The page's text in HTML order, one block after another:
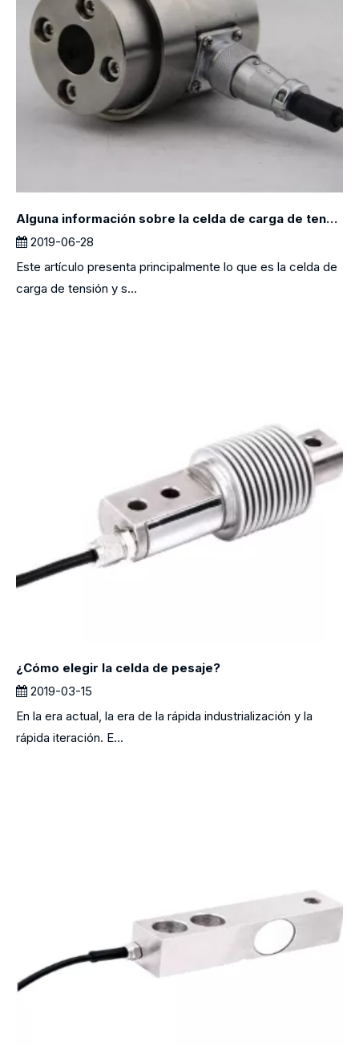
Alguna información sobre la celda de carga de tensión
2019-06-28
Este artículo presenta principalmente lo que es la celda de
carga de tensión y s...
¿Cómo elegir la celda de pesaje?
2019-03-15
En la era actual, la era de la rápida industrialización y la
rápida iteración. E...